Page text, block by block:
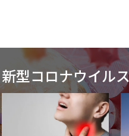
新型コロナウイル